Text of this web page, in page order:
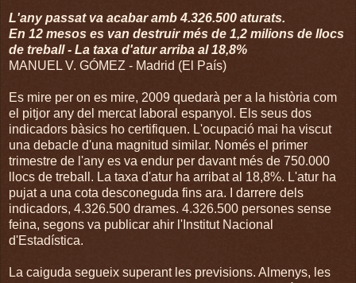
L'any passat va acabar amb 4.326.500 aturats.
En 12 mesos es van destruir més de 1,2 milions de llocs
de treball - La taxa d'atur arriba al 18,8%
MANUEL V. GÓMEZ - Madrid (El País)
Es mire per on es mire, 2009 quedarà per a la història com
el pitjor any del mercat laboral espanyol. Els seus dos
indicadors bàsics ho certifiquen. L'ocupació mai ha viscut
una debacle d'una magnitud similar. Només el primer
trimestre de l'any es va endur per davant més de 750.000
llocs de treball. La taxa d'atur ha arribat al 18,8%. L'atur ha
pujat a una cota desconeguda fins ara. I darrere dels
indicadors, 4.326.500 drames. 4.326.500 persones sense
feina, segons va publicar ahir l'Institut Nacional
d'Estadística.
La caiguda segueix superant les previsions. Almenys, les